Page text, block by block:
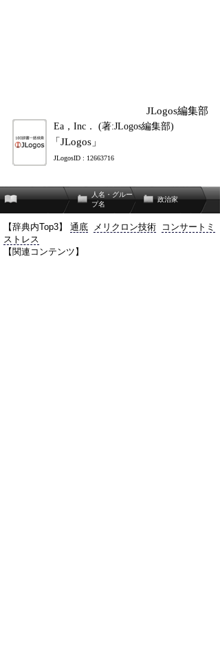
JLogos編集部
Ea，Inc． (著:JLogos編集部)
「JLogos」
JLogosID : 12663716
人名・グルー
プ名
政治家
【辞典内Top3】 通底 メリクロン技術
コンサートミ
ストレス
【関連コンテンツ】